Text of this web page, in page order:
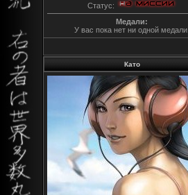
Статус:
Медали:
У вас пока нет ни одной медали.
Като